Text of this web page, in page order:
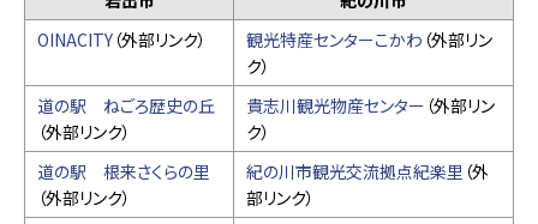
OINACITY （外部リンク） 観光特産センターこかわ （外部リン
ク）
道の駅 ねごろ歴史の丘
（外部リンク）
貴志川観光物産センター （外部リン
ク）
道の駅 根来さくらの里
（外部リンク）
紀の川市観光交流拠点紀楽里 （外
部リンク）